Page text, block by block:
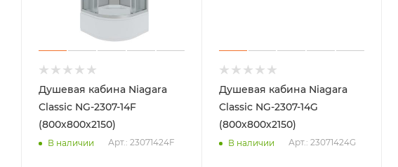
Душевая кабина Niagara
Classic NG-2307-14F
(800х800х2150)
В наличии Арт.: 23071424F
Душевая кабина Niagara
Classic NG-2307-14G
(800х800х2150)
В наличии Арт.: 23071424G